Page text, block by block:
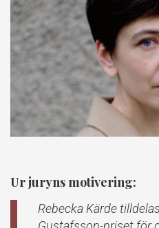
Ur juryns motivering:
Rebecka Kärde